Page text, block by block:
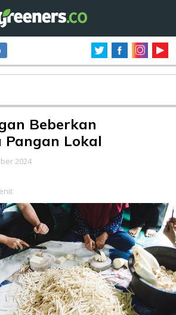
Beberkan
Pangan Lokal
2024